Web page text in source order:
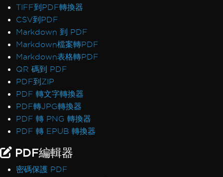
TIFF到PDF轉換器
CSV到PDF
Markdown 到 PDF
Markdown檔案轉PDF
Markdown表格轉PDF
QR 碼到 PDF
PDF到ZIP
PDF 轉文字轉換器
PDF轉JPG轉換器
PDF 轉 PNG 轉換器
PDF 轉 EPUB 轉換器
PDF編輯器
密碼保護 PDF